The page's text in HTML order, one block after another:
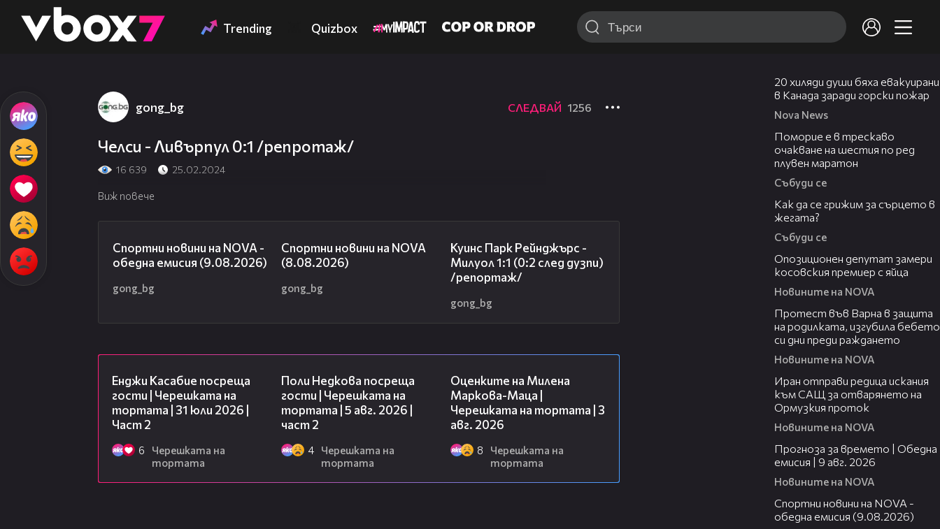
👾 Trending Quizbox
gong_bg СЛЕДВАЙ 1256
Челси - Ливърпул 0:1 /репротаж/
16 639 25.02.2024
Виж повече
Спортни новини на NOVA -
обедна емисия (9.08.2026)
gong_bg
Спортни новини на NOVA
(8.08.2026)
gong_bg
Куинс Парк Рейнджърс -
Милуол 1:1 (0:2 след дузпи)
/репортаж/
gong_bg
Енджи Касабие посреща
гости | Черешката на
тортата | 31 юли 2026 |
Част 2
6
Черешката на
тортата
Поли Недкова посреща
гости | Черешката на
тортата | 5 авг. 2026 |
част 2
4
Черешката на
тортата
Оценките на Милена
Маркова-Маца |
Черешката на тортата | 3
авг. 2026
8
Черешката на
тортата
20 хиляди души бяха евакуирани
в Канада заради горски пожар
Nova News
Поморие е в трескаво
очакване на шестия по ред
плувен маратон
Събуди се
Как да се грижим за сърцето в
жегата?
Събуди се
Опозиционен депутат замери
косовския премиер с яйца
Новините на NOVA
Протест във Варна в защита
на родилката, изгубила бебето
си дни преди раждането
Новините на NOVA
Иран отправи редица искания
към САЩ за отварянето на
Ормузкия проток
Новините на NOVA
Прогноза за времето | Обедна
емисия | 9 авг. 2026
Новините на NOVA
Спортни новини на NOVA -
обедна емисия (9.08.2026)